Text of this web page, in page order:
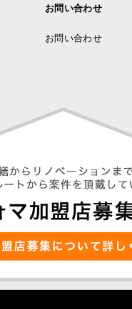
お問い合わせ
お問い合わせ